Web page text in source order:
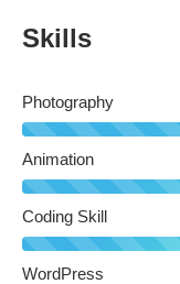
Skills
Photography
Animation
Coding Skill
WordPress